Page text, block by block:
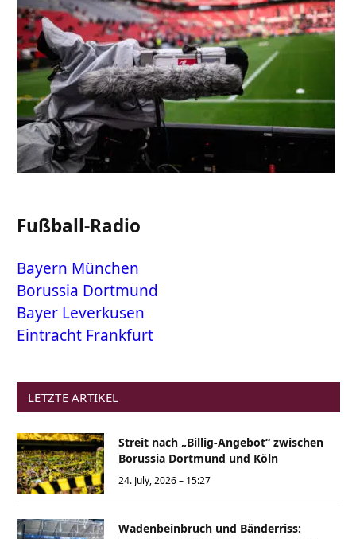
Fußball-Radio
Bayern München
Borussia Dortmund
Bayer Leverkusen
Eintracht Frankfurt
LETZTE ARTIKEL
Streit nach „Billig-Angebot“ zwischen
Borussia Dortmund und Köln
24. July, 2026 – 15:27
Wadenbeinbruch und Bänderriss: